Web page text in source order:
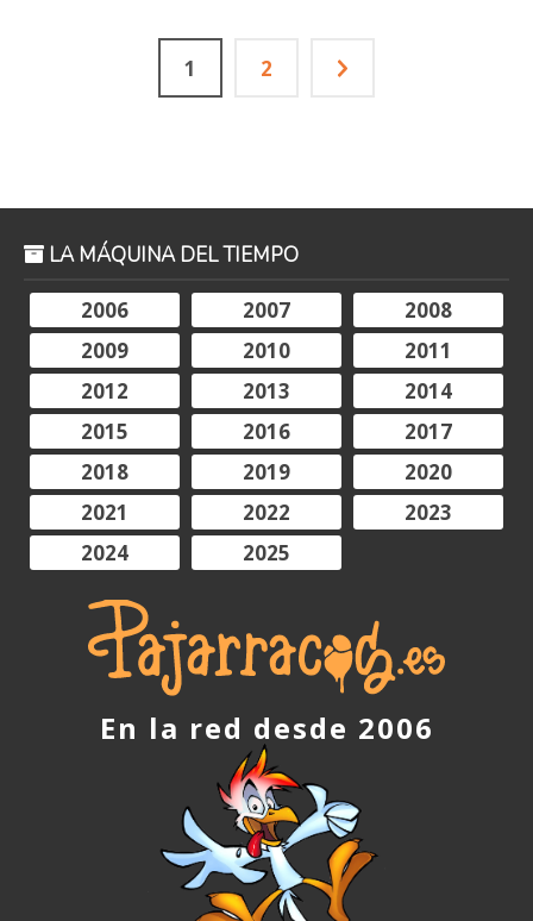
1 2
LA MÁQUINA DEL TIEMPO
2006
2007
2008
2009
2010
2011
2012
2013
2014
2015
2016
2017
2018
2019
2020
2021
2022
2023
2024
2025
En la red desde 2006